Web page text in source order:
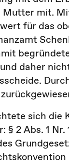
mit.
für das
daher
sich die
§ 2 Abs. 1